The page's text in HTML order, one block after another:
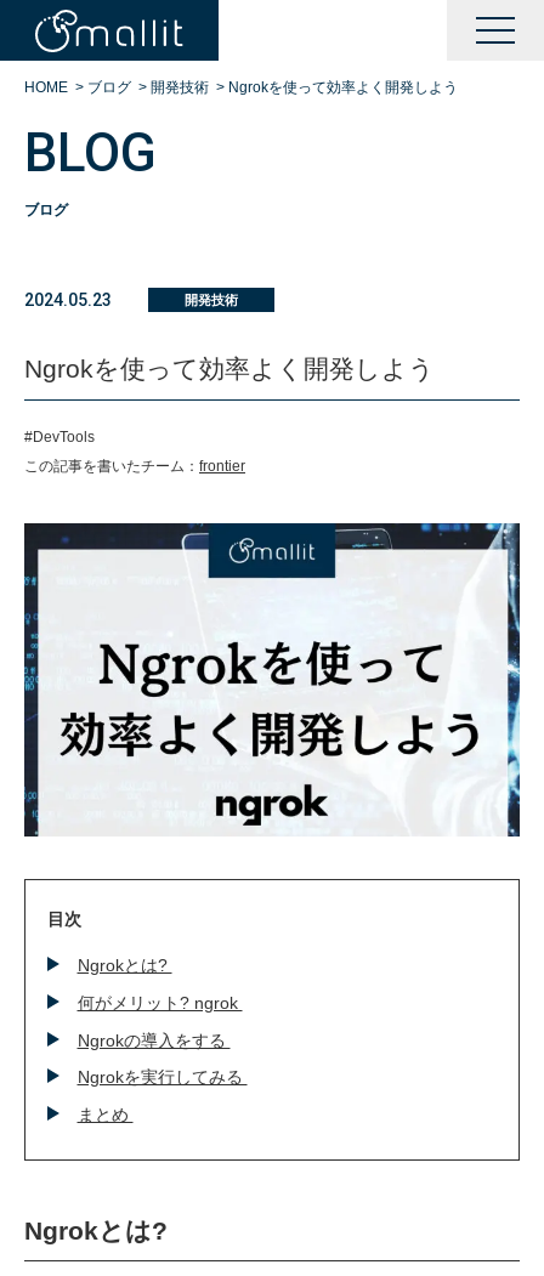
KAIZENサポート
BOOTサポート
技術ブログ
クラウド軍師(DX情報)
HOME > ブログ > 開発技術 > Ngrokを使って効率よく開発しよう
BLOG
ブログ
2024.05.23 開発技術
Ngrokを使って効率よく開発しよう
#DevTools
この記事を書いたチーム： frontier
目次
Ngrokとは?
何がメリット? ngrok
Ngrokの導入をする
Ngrokを実行してみる
まとめ
Ngrokとは?